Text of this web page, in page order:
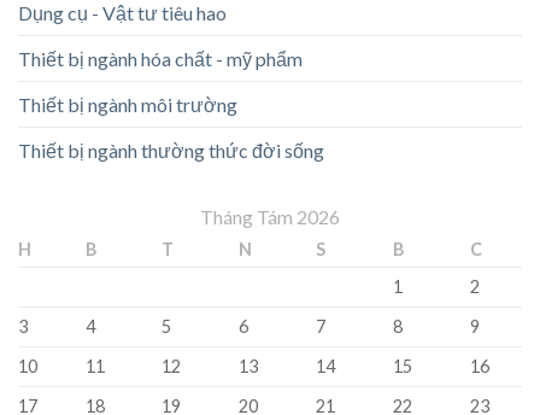
Dụng cụ - Vật tư tiêu hao
Thiết bị ngành hóa chất - mỹ phẩm
Thiết bị ngành môi trường
Thiết bị ngành thường thức đời sống
Tháng Tám 2026
H B T N S B
C
1
2
3
4 5 6 7 8
9
10
11 12 13 14 15
16
17
18 19 20 21 22
23